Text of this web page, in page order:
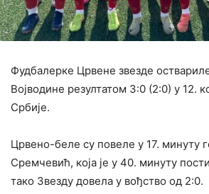
Фудбалерке Црвене звезде
Војводине резултатом 3:0 (2:0) у 12.
Србије.
Црвено-беле су повеле у 17. минуту
Сремчевић, која је у 40. минуту
тако Звезду довела у вођство од 2:0.